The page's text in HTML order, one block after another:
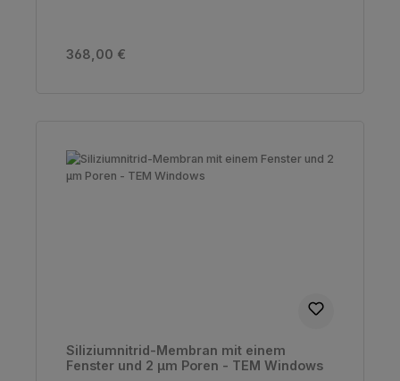
Regulärer Preis:
368,00 €
Siliziumnitrid-Membran mit einem
Fenster und 2 µm Poren - TEM Windows